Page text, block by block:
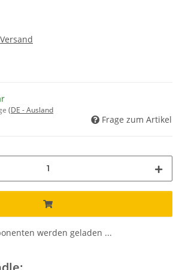
Versand
(DE - Ausland
Frage zum Artikel
werden geladen ...